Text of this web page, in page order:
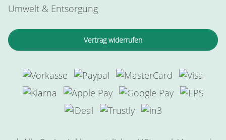
Umwelt & Entsorgung
Vertrag widerrufen